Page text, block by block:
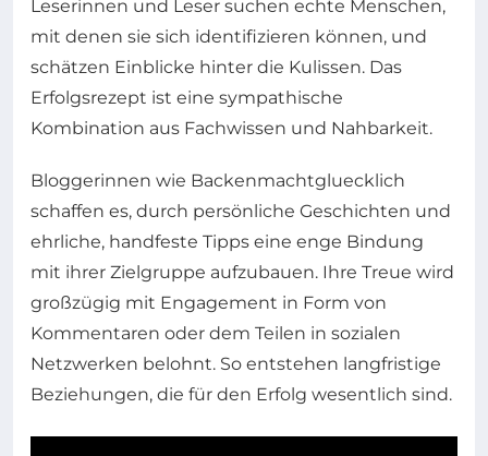
Leserinnen und Leser suchen echte Menschen,
mit denen sie sich identifizieren können, und
schätzen Einblicke hinter die Kulissen. Das
Erfolgsrezept ist eine sympathische
Kombination aus Fachwissen und Nahbarkeit.
Bloggerinnen wie Backenmachtgluecklich
schaffen es, durch persönliche Geschichten und
ehrliche, handfeste Tipps eine enge Bindung
mit ihrer Zielgruppe aufzubauen. Ihre Treue wird
großzügig mit Engagement in Form von
Kommentaren oder dem Teilen in sozialen
Netzwerken belohnt. So entstehen langfristige
Beziehungen, die für den Erfolg wesentlich sind.